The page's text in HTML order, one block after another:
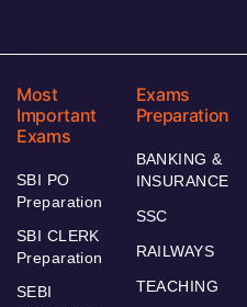
Most
Important
Exams
SBI PO
Preparation
SBI CLERK
Preparation
SEBI
Exams
Preparation
BANKING &
INSURANCE
SSC
RAILWAYS
TEACHING